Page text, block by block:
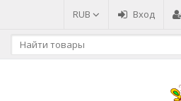
RUB Вход